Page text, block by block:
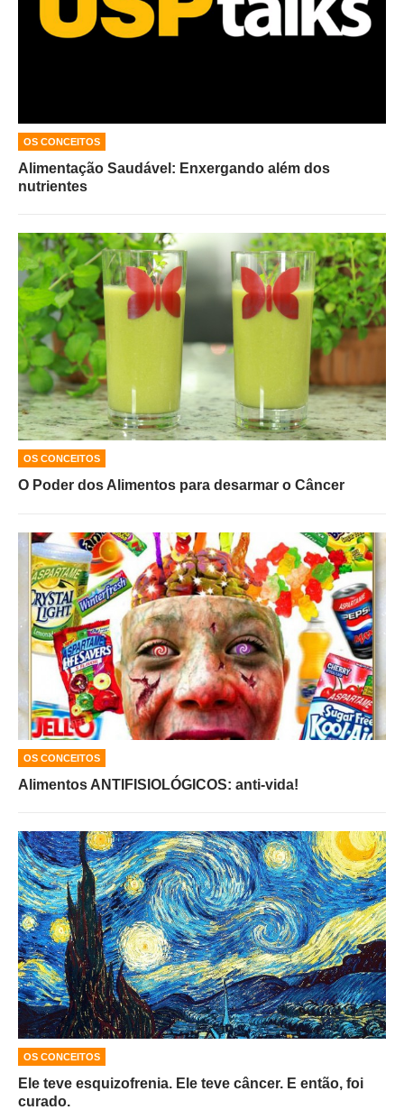
OS CONCEITOS
Alimentação Saudável: Enxergando além dos
nutrientes
OS CONCEITOS
O Poder dos Alimentos para desarmar o Câncer
OS CONCEITOS
Alimentos ANTIFISIOLÓGICOS: anti-vida!
OS CONCEITOS
Ele teve esquizofrenia. Ele teve câncer. E então, foi
curado.